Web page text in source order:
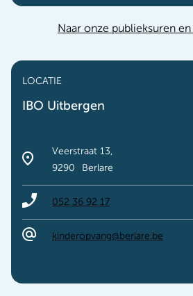
Naar onze publieksuren
LOCATIE
IBO Uitbergen
Veerstraat 13
9290
Berlare
052 36 92 17
kinderopvang@berlare.be